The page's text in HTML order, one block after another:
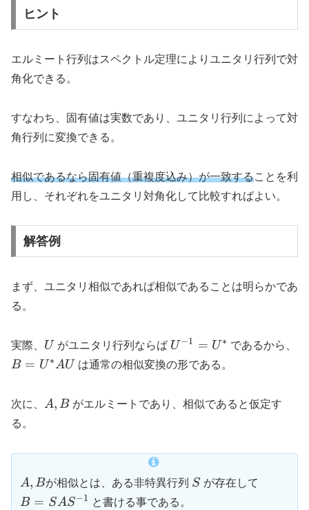
ヒント
エルミート行列はスペクトル定理によりユニタリ行列で対
角化できる。
すなわち、固有値は実数であり、ユニタリ行列によって対
角行列に変換できる。
相似であるなら固有値（重複度込み）が一致することを利
用し、それぞれをユニタリ対角化して比較すればよい。
解答例
まず、ユニタリ相似であれば相似であることは明らかであ
る。
実際、 U
U がユニタリ行列ならば U^{-1}
= U^*
U−1 = U∗ であるから、
B =
B = U∗AU は通常の相似変換の形である。
次に、
A,
A, B がエルミートであり、相似であると仮定す
る。
A,B
A, Bが相似とは、ある非特異行列 S
S が存在して
B = SAS−1 と書ける事である。